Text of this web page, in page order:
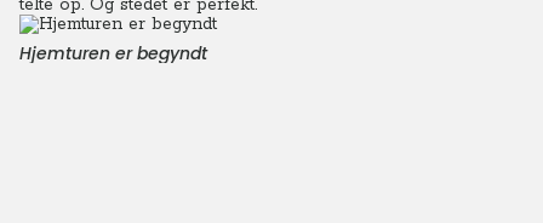
telte op. Og stedet er perfekt.
Hjemturen er begyndt